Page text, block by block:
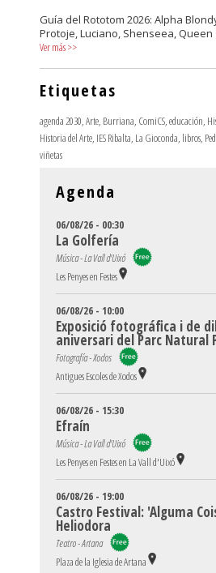
Guía del Rototom 2026: Alpha
Protoje, Luciano, Shenseea, Queen
Ver más>>
Etiquetas
agenda 2030 Arte Burriana ComiCS educación
Historia del Arte IES Ribalta La Gioconda libros
viñetas
Agenda
06/08/26 - 00:30
La Golfería
Música - La Vall d'Uixó
Les Penyes en Festes
06/08/26 - 10:00
Exposició fotográfica i de
aniversari del Parc Natural
Fotografía - Xodos
Antigues Escoles de Xodos
06/08/26 - 15:30
Efraín
Música - La Vall d'Uixó
Les Penyes en Festes en La Vall d'Uixó
06/08/26 - 19:00
Castro Festival: 'Alguma
Heliodora
Teatro - Artana
Plaza de la Iglesia de Artana